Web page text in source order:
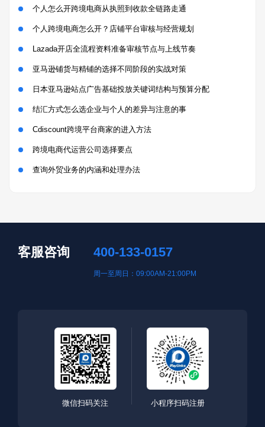
个人怎么开跨境电商从执照到收款全链路走通
个人跨境电商怎么开？店铺平台审核与经营规划
Lazada开店全流程资料准备审核节点与上线节奏
亚马逊铺货与精铺的选择不同阶段的实战对策
日本亚马逊站点广告基础投放关键词结构与预算分配
结汇方式怎么选企业与个人的差异与注意的事
Cdiscount跨境平台商家的进入方法
跨境电商代运营公司选择要点
查询外贸业务的内涵和处理办法
客服咨询 400-133-0157
周一至周日：09:00AM-21:00PM
微信扫码关注 小程序扫码注册